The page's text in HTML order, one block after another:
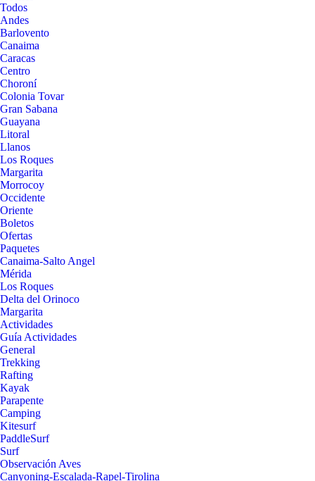
Todos
Andes
Barlovento
Canaima
Caracas
Centro
Choroní
Colonia Tovar
Gran Sabana
Guayana
Litoral
Llanos
Los Roques
Margarita
Morrocoy
Occidente
Oriente
Boletos
Ofertas
Paquetes
Canaima-Salto Angel
Mérida
Los Roques
Delta del Orinoco
Margarita
Actividades
Guía Actividades
General
Trekking
Rafting
Kayak
Parapente
Camping
Kitesurf
PaddleSurf
Surf
Observación Aves
Canyoning-Escalada-Rapel-Tirolina